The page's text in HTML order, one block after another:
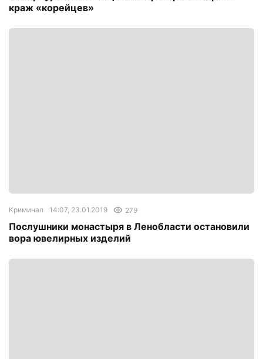
краж «корейцев»
Криминал 14:07, 23.01.2019 279
Послушники монастыря в Ленобласти остановили
вора ювелирных изделий